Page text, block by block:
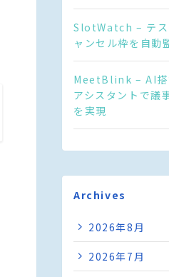
SlotWatch – テス
ャンセル枠を自動
MeetBlink – AI搭
アシスタントで議
を実現
Archives
2026年8月
2026年7月